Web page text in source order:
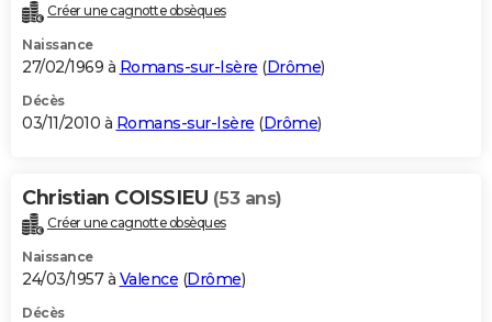
Créer une cagnotte obsèques
Naissance
27/02/1969 à Romans-sur-Isère (Drôme)
Décès
03/11/2010 à Romans-sur-Isère (Drôme)
Christian COISSIEU (53 ans)
Créer une cagnotte obsèques
Naissance
24/03/1957 à Valence (Drôme)
Décès